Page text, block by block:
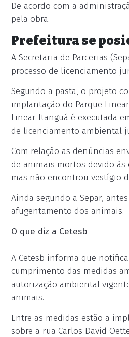
De acordo com a
pela obra.
Prefeitura se
A Secretaria de Parcerias
processo de licenciamento
Segundo a pasta, o projeto
implantação do Parque
Linear Itanguá é executada
de licenciamento ambiental
Com relação as denúncias
de animais mortos devido às
mas não encontrou vestígio
Ainda segundo a Separ,
afugentamento dos animais.
O que diz a Cetesb
A Cetesb informa que
cumprimento das medidas
autorização ambiental
animais.
Entre as medidas estão a
sobre a rua Carlos David